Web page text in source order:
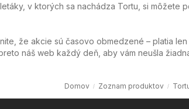
v ktorých sa nachádza Tortu, si môžete
že akcie sú časovo obmedzené – platia
náš web každý deň, aby vám neušla
Domov Zoznam produktov